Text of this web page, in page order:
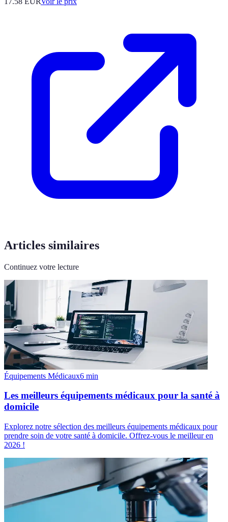
Articles similaires
Continuez votre lecture
Équipements Médicaux6 min
Les meilleurs équipements médicaux pour la santé à
domicile
Explorez notre sélection des meilleurs équipements médicaux pour
prendre soin de votre santé à domicile. Offrez-vous le meilleur en
2026 !